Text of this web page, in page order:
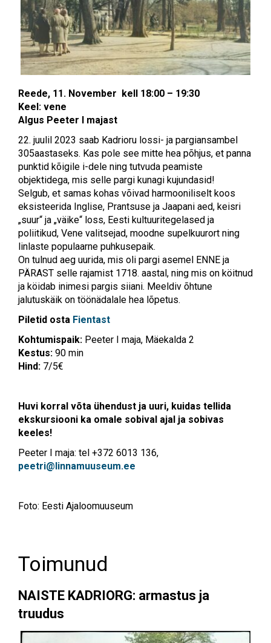
Reede, 11. November kell 18:00 – 19:30
Keel: vene
Algus Peeter I majast
22. juulil 2023 saab Kadrioru lossi- ja pargiansambel
305aastaseks. Kas pole see mitte hea põhjus, et panna
punktid kõigile i-dele ning tutvuda peamiste
objektidega, mis selle pargi kunagi kujundasid!
Selgub, et samas kohas võivad harmooniliselt koos
eksisteerida Inglise, Prantsuse ja Jaapani aed, keisri
„suur“ ja „väike“ loss, Eesti kultuuritegelased ja
poliitikud, Vene valitsejad, moodne supelkuurort ning
linlaste populaarne puhkusepaik.
On tulnud aeg uurida, mis oli pargi asemel ENNE ja
PÄRAST selle rajamist 1718. aastal, ning mis on köitnud
ja köidab inimesi pargis siiani. Meeldiv õhtune
jalutuskäik on töönädalale hea lõpetus.
Piletid osta Fientast
Kohtumispaik: Peeter I maja, Mäekalda 2
Kestus: 90 min
Hind: 7/5€
Huvi korral võta ühendust ja uuri, kuidas tellida
ekskursiooni ka omale sobival ajal ja sobivas
keeles!
Peeter I maja: tel +372 6013 136,
peetri@linnamuuseum.ee
Foto: Eesti Ajaloomuuseum
Toimunud
NAISTE KADRIORG: armastus ja
truudus